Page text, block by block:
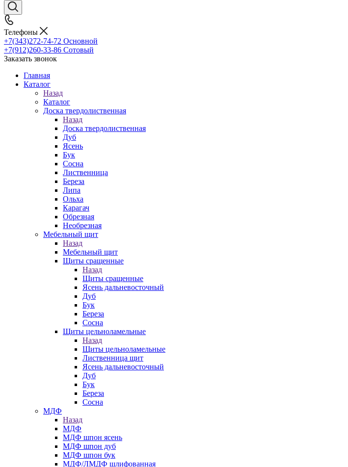
Телефоны
+7(343)272-74-72 Основной
+7(912)260-33-86 Сотовый
Заказать звонок
Главная
Каталог
Назад
Каталог
Доска твердолиственная
Назад
Доска твердолиственная
Дуб
Ясень
Бук
Сосна
Лиственница
Береза
Липа
Ольха
Карагач
Обрезная
Необрезная
Мебельный щит
Назад
Мебельный щит
Щиты сращенные
Назад
Щиты сращенные
Ясень дальневосточный
Дуб
Бук
Береза
Сосна
Щиты цельноламельные
Назад
Щиты цельноламельные
Лиственница щит
Ясень дальневосточный
Дуб
Бук
Береза
Сосна
МДФ
Назад
МДФ
МДФ шпон ясень
МДФ шпон дуб
МДФ шпон бук
МДФ/ЛМДФ шлифованная